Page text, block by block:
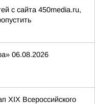
с сайта 450media.ru,
06.08.2026
XIХ Всероссийского